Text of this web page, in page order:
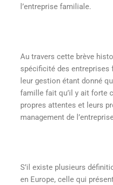
l’entreprise familiale.
Au travers cette brève
spécificité des entreprises
leur gestion étant donné
famille fait qu’il y ait forte
propres attentes et leurs
management de
S’il existe plusieurs
en Europe, celle qui